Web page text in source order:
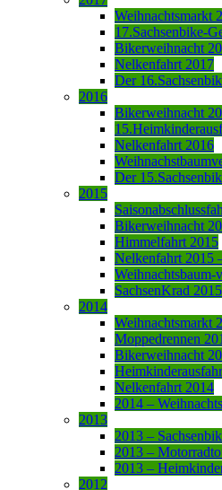
Weihnachtsmarkt
17.Sachsenbike-
Bikerweihnacht
Nelkenfahrt 2017
Der
2016
Bikerweihnacht
Nelkenfahrt 2016
Der
2015
Bikerweihnacht
Himmelfahrt 2015
Nelkenfahrt 2015
Weihnachtsbaum-
SachsenKrad 2015
2014
Weihnachtsmarkt
Moppedrennen
Bikerweihnacht
Nelkenfahrt 2014
2014 –
2013
2013 –
2013 –
2013 –
2012